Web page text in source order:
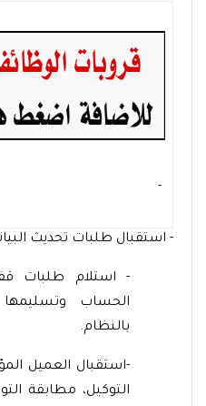
- ‏
- استقبال طلبات تحديث
- استلام طلبات
الحساب وتسليمها
بالنظام.
-استقبال العميل
التوكيل، مطابقة